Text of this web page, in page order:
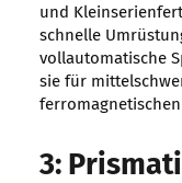
und
schnelle
vollautomatische
sie für
3: